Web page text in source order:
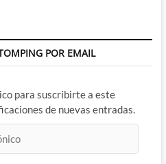
POR EMAIL
para suscribirte a este
de nuevas entradas.